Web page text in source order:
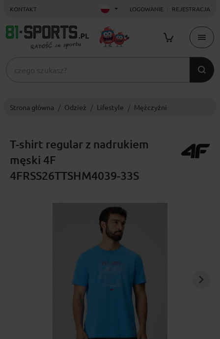
KONTAKT LOGOWANIE REJESTRACJA
Strona główna Odzież Lifestyle Mężczyźni
T-shirt regular z nadrukiem
męski 4F
4FRSS26TTSHM4039-33S